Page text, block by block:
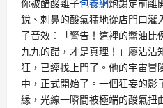
你被醋酸離子包養網炮鎖定前離
銳、刺鼻的酸氣猛地從店門口灌
子音效：「警告！這裡的醬油比
九九的醋，才是真理！」廖沾沾
狂，已經找上門了。他的宇宙冒
中，正式開始了。一個狂妄的影
緣，光線一瞬間被極端的酸氣扭